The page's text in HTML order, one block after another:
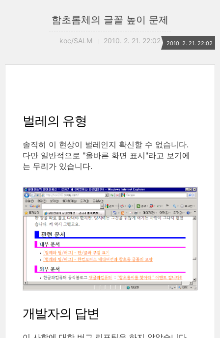
함초롬체의 글꼴 높이 문제
koc/SALM 2010. 2. 21. 22:02 2010. 2. 21. 22:02
벌레의 유형
솔직히 이 현상이 벌레인지 확신할 수 없습니다.
다만 일반적으로 "올바른 화면 표시"라고 보기에
는 무리가 있습니다.
개발자의 답변